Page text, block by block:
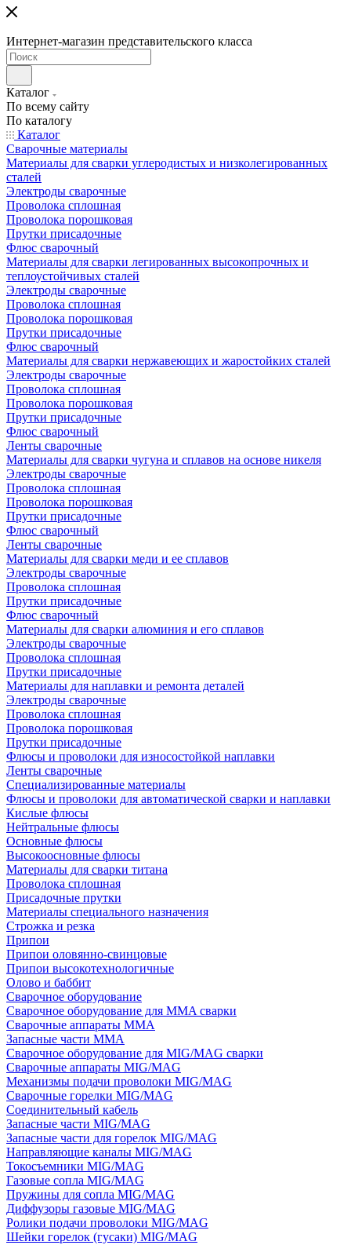
Интернет-магазин представительского класса
Каталог
По всему сайту
По каталогу
Каталог
Сварочные материалы
Материалы для сварки углеродистых и низколегированных
сталей
Электроды сварочные
Проволока сплошная
Проволока порошковая
Прутки присадочные
Флюс сварочный
Материалы для сварки легированных высокопрочных и
теплоустойчивых сталей
Электроды сварочные
Проволока сплошная
Проволока порошковая
Прутки присадочные
Флюс сварочный
Материалы для сварки нержавеющих и жаростойких сталей
Электроды сварочные
Проволока сплошная
Проволока порошковая
Прутки присадочные
Флюс сварочный
Ленты сварочные
Материалы для сварки чугуна и сплавов на основе никеля
Электроды сварочные
Проволока сплошная
Проволока порошковая
Прутки присадочные
Флюс сварочный
Ленты сварочные
Материалы для сварки меди и ее сплавов
Электроды сварочные
Проволока сплошная
Прутки присадочные
Флюс сварочный
Материалы для сварки алюминия и его сплавов
Электроды сварочные
Проволока сплошная
Прутки присадочные
Материалы для наплавки и ремонта деталей
Электроды сварочные
Проволока сплошная
Проволока порошковая
Прутки присадочные
Флюсы и проволоки для износостойкой наплавки
Ленты сварочные
Специализированные материалы
Флюсы и проволоки для автоматической сварки и наплавки
Кислые флюсы
Нейтральные флюсы
Основные флюсы
Высокоосновные флюсы
Материалы для сварки титана
Проволока сплошная
Присадочные прутки
Материалы специального назначения
Строжка и резка
Припои
Припои оловянно-свинцовые
Припои высокотехнологичные
Олово и баббит
Сварочное оборудование
Сварочное оборудование для MMA сварки
Сварочные аппараты MMA
Запасные части MMA
Сварочное оборудование для MIG/MAG сварки
Сварочные аппараты MIG/MAG
Механизмы подачи проволоки MIG/MAG
Сварочные горелки MIG/MAG
Соединительный кабель
Запасные части MIG/MAG
Запасные части для горелок MIG/MAG
Направляющие каналы MIG/MAG
Токосъемники MIG/MAG
Газовые сопла MIG/MAG
Пружины для сопла MIG/MAG
Диффузоры газовые MIG/MAG
Ролики подачи проволоки MIG/MAG
Шейки горелок (гусаки) MIG/MAG